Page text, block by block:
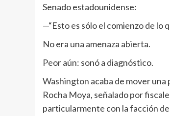
Senado estadounidense:
—“Esto es sólo el comienzo de lo
No era una amenaza abierta.
Peor aún: sonó a diagnóstico.
Washington acaba de mover
Rocha Moya, señalado por
particularmente con la facción de